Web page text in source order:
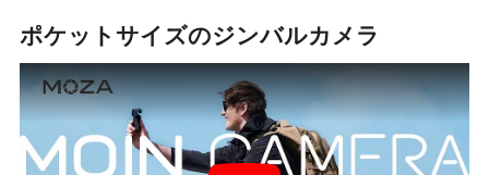
ポケットサイズのジンバルカメラ